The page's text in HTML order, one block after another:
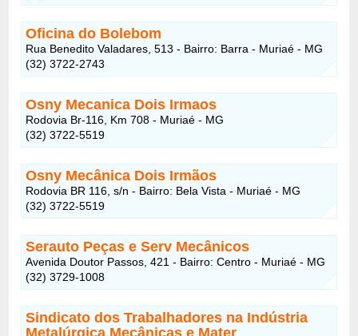
Oficina do Bolebom
Rua Benedito Valadares, 513 - Bairro: Barra - Muriaé - MG
(32) 3722-2743
Osny Mecanica Dois Irmaos
Rodovia Br-116, Km 708 - Muriaé - MG
(32) 3722-5519
Osny Mecânica Dois Irmãos
Rodovia BR 116, s/n - Bairro: Bela Vista - Muriaé - MG
(32) 3722-5519
Serauto Peças e Serv Mecânicos
Avenida Doutor Passos, 421 - Bairro: Centro - Muriaé - MG
(32) 3729-1008
Sindicato dos Trabalhadores na Indústria
Metalúrgica Mecânicas e Mater